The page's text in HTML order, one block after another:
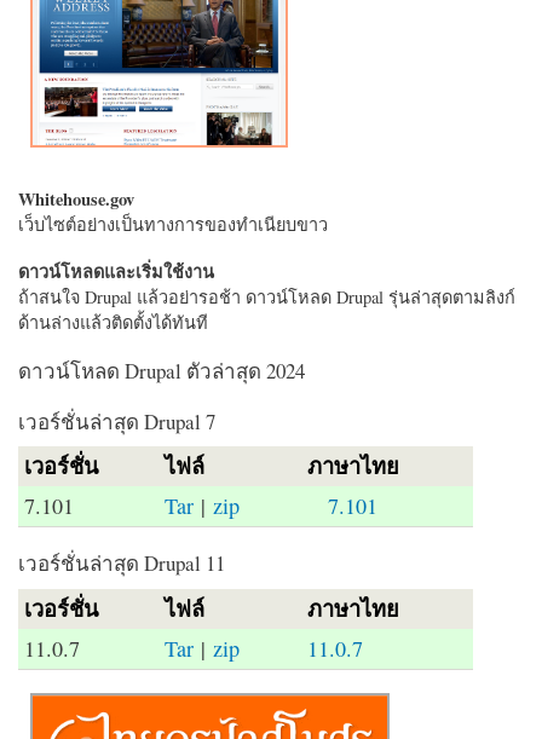
Whitehouse.gov
เว็บไซต์อย่างเป็นทางการของทำเนียบขาว
ดาวน์โหลดและเริ่มใช้งาน
ถ้าสนใจ Drupal แล้วอย่ารอช้า ดาวน์โหลด Drupal รุ่นล่าสุดตามลิงก์
ด้านล่างแล้วติดตั้งได้ทันที
ดาวน์โหลด Drupal ตัวล่าสุด 2024
เวอร์ชั่นล่าสุด Drupal 7
เวอร์ชั่น ไฟล์ ภาษาไทย
7.101 Tar |zip 7.101
เวอร์ชั่นล่าสุด Drupal 11
เวอร์ชั่น ไฟล์ ภาษาไทย
11.0.7 Tar | zip 11.0.7